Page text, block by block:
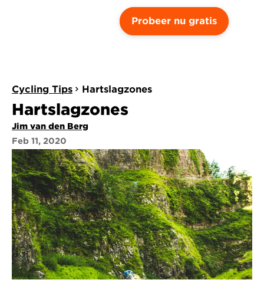
Probeer nu gratis
Cycling Tips Hartslagzones
Hartslagzones
Jim van den Berg
Feb 11, 2020